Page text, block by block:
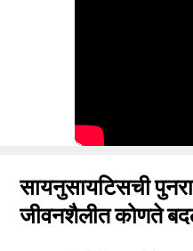
सायनुसायटिसची
जीवनशैलीत कोणते